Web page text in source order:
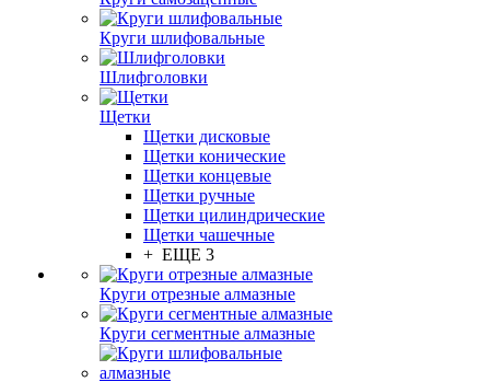
Круги шлифовальные
Шлифголовки
Щетки
Щетки дисковые
Щетки конические
Щетки концевые
Щетки ручные
Щетки цилиндрические
Щетки чашечные
+ ЕЩЕ 3
Круги отрезные алмазные
Круги сегментные алмазные